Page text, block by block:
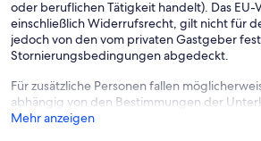
wardrobe and bathroom with triple-aspect
garden. Bedroom 2 is a generous size with
Three further bedroom suites positioned
the castle tower can be accessed by elevator
double beds, and 9.5FT ceiling height,
carpet flooring and each have ensuite
has a single bed and has an ensuite shower
oder beruflichen Tätigkeit handelt). Das EU-
einschließlich Widerrufsrecht, gilt nicht für
jedoch von den vom privaten Gastgeber
Stornierungsbedingungen abgedeckt.
Für zusätzliche Personen fallen
abhängig von den Bestimmungen der
Mehr anzeigen